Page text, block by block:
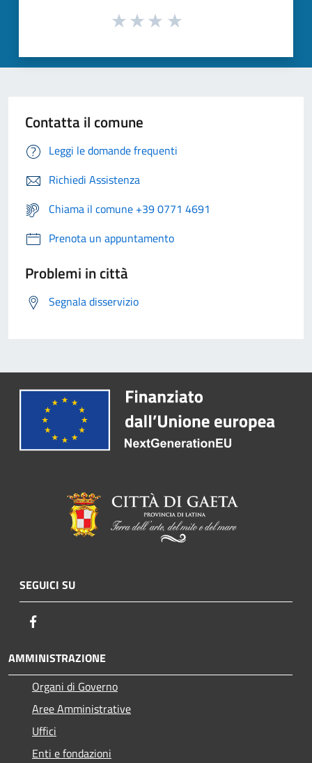
Contatta il comune
Leggi le domande frequenti
Richiedi Assistenza
Chiama il comune +39 0771 4691
Prenota un appuntamento
Problemi in città
Segnala disservizio
SEGUICI SU
AMMINISTRAZIONE
Organi di Governo
Aree Amministrative
Uffici
Enti e fondazioni